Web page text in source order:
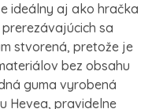
ideálny aj ako hračka
sa
stvorená, pretože je
bez obsahu
guma vyrobená
Hevea, pravidelne